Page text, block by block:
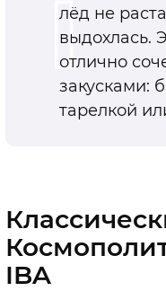
лёд не
выдохлась.
отлично
закусками:
тарелкой
IBA